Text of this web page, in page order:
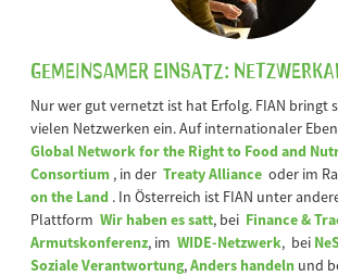
Gemeinsamer Einsatz:
Nur wer gut vernetzt ist hat Erfolg. FIAN bringt
vielen Netzwerken ein. Auf internationaler
Global Network for the Right to Food and
Consortium , in der Treaty Alliance oder im
on the Land . In Österreich ist FIAN unter
Plattform Wir haben es satt, bei Finance &
Armutskonferenz, im WIDE-Netzwerk, bei
Soziale Verantwortung,Anders handeln und